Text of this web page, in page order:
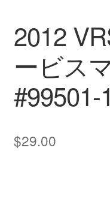
2012
ービス
#99501-
$29.00